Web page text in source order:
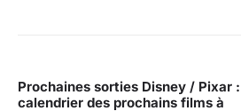
Prochaines sorties Disney / Pixar :
calendrier des prochains films à